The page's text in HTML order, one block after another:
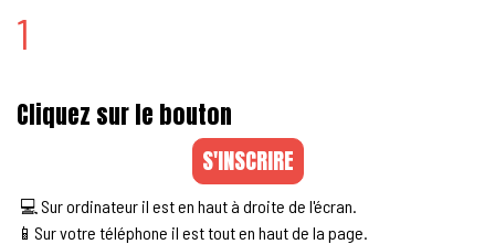
1
Cliquez sur le bouton
S'INSCRIRE
💻 Sur ordinateur il est en haut à droite de l'écran.
📱Sur votre téléphone il est tout en haut de la page.